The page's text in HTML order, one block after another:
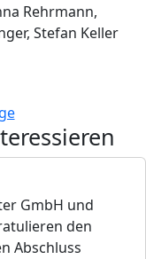
Rehrmann,
Stefan Keller
GmbH und
den
Abschluss